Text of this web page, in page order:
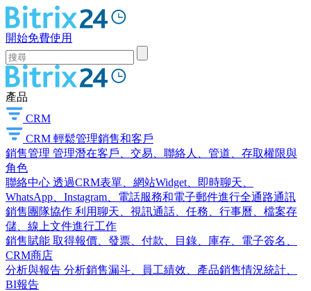
開始免費使用
產品
CRM
CRM 輕鬆管理銷售和客戶
銷售管理 管理潛在客戶、交易、聯絡人、管道、存取權限與
角色
聯絡中心 透過CRM表單、網站Widget、即時聊天、
WhatsApp、Instagram、電話服務和電子郵件進行全通路通訊
銷售團隊協作 利用聊天、視訊通話、任務、行事曆、檔案存
儲、線上文件進行工作
銷售賦能 取得報價、發票、付款、目錄、庫存、電子簽名、
CRM商店
分析與報告 分析銷售漏斗、員工績效、產品銷售情況統計、
BI報告